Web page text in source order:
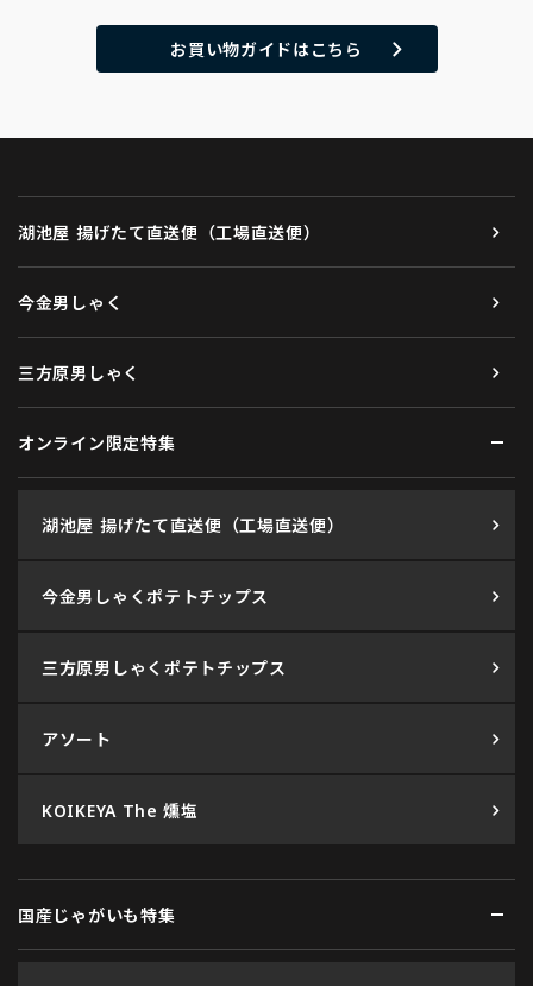
お買い物ガイドはこちら
湖池屋 揚げたて直送便（工場直送便）
今金男しゃく
三方原男しゃく
オンライン限定特集
湖池屋 揚げたて直送便（工場直送便）
今金男しゃくポテトチップス
三方原男しゃくポテトチップス
アソート
KOIKEYA The 燻塩
国産じゃがいも特集